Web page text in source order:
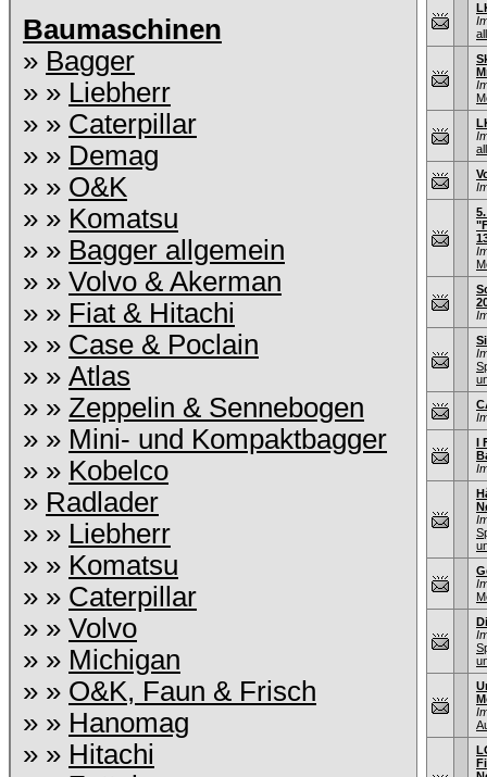
Baumaschinen
» Bagger
» » Liebherr
» » Caterpillar
» » Demag
» » O&K
» » Komatsu
» » Bagger allgemein
» » Volvo & Akerman
» » Fiat & Hitachi
» » Case & Poclain
» » Atlas
» » Zeppelin & Sennebogen
» » Mini- und Kompaktbagger
» » Kobelco
» Radlader
» » Liebherr
» » Komatsu
» » Caterpillar
» » Volvo
» » Michigan
» » O&K, Faun & Frisch
» » Hanomag
» » Hitachi
I